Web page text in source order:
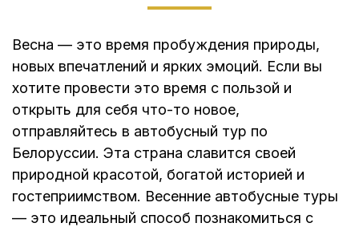
Весна — это время пробуждения природы,
новых впечатлений и ярких эмоций. Если вы
хотите провести это время с пользой и
открыть для себя что-то новое,
отправляйтесь в автобусный тур по
Белоруссии. Эта страна славится своей
природной красотой, богатой историей и
гостеприимством. Весенние автобусные туры
— это идеальный способ познакомиться с